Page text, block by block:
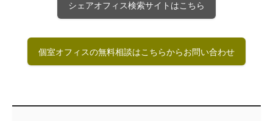
シェアオフィス検索サイトはこちら
個室オフィスの無料相談はこちらからお問い合わせ